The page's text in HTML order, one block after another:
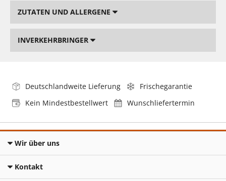
ZUTATEN UND ALLERGENE
INVERKEHRBRINGER
Deutschlandweite Lieferung
Frischegarantie
Kein Mindestbestellwert
Wunschliefertermin
Wir über uns
Kontakt